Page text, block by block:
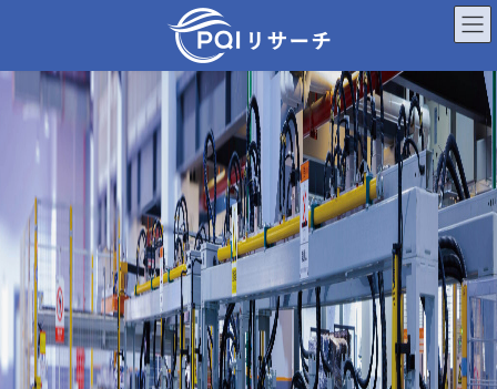
ン
ー
Q
ー
チ
│
浜